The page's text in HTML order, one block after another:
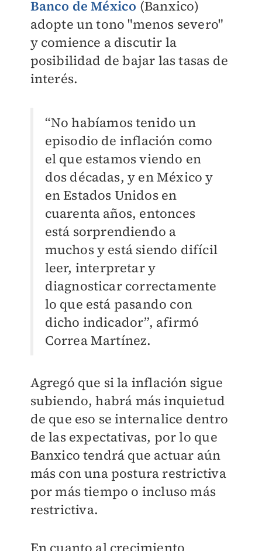
Banco de México (Banxico)
adopte un tono "menos severo"
y comience a discutir la
posibilidad de bajar las tasas de
interés.
“No habíamos tenido un
episodio de inflación como
el que estamos viendo en
dos décadas, y en México y
en Estados Unidos en
cuarenta años, entonces
está sorprendiendo a
muchos y está siendo difícil
leer, interpretar y
diagnosticar correctamente
lo que está pasando con
dicho indicador”, afirmó
Correa Martínez.
Agregó que si la inflación sigue
subiendo, habrá más inquietud
de que eso se internalice dentro
de las expectativas, por lo que
Banxico tendrá que actuar aún
más con una postura restrictiva
por más tiempo o incluso más
restrictiva.